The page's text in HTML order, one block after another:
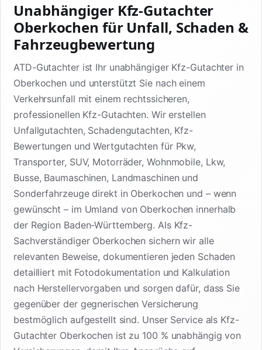
Unabhängiger Kfz-Gutachter
Oberkochen für Unfall, Schaden &
Fahrzeugbewertung
ATD-Gutachter ist Ihr unabhängiger Kfz-Gutachter in
Oberkochen und unterstützt Sie nach einem
Verkehrsunfall mit einem rechtssicheren,
professionellen Kfz-Gutachten. Wir erstellen
Unfallgutachten, Schadengutachten, Kfz-
Bewertungen und Wertgutachten für Pkw,
Transporter, SUV, Motorräder, Wohnmobile, Lkw,
Busse, Baumaschinen, Landmaschinen und
Sonderfahrzeuge direkt in Oberkochen und – wenn
gewünscht – im Umland von Oberkochen innerhalb
der Region Baden-Württemberg. Als Kfz-
Sachverständiger Oberkochen sichern wir alle
relevanten Beweise, dokumentieren jeden Schaden
detailliert mit Fotodokumentation und Kalkulation
nach Herstellervorgaben und sorgen dafür, dass Sie
gegenüber der gegnerischen Versicherung
bestmöglich aufgestellt sind. Unser Service als Kfz-
Gutachter Oberkochen ist zu 100 % unabhängig von